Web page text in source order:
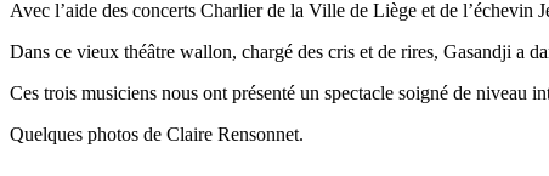
Avec l’aide des concerts Charlier de la Ville de Liège et de
Dans ce vieux théâtre wallon, chargé des cris et de rires, Gasandji a
Ces trois musiciens nous ont présenté un spectacle soigné de niveau
Quelques photos de Claire Rensonnet.